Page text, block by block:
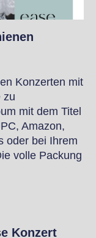
Konzerten mit
zu
mit dem Titel
Amazon,
oder bei Ihrem
volle Packung
Konzert